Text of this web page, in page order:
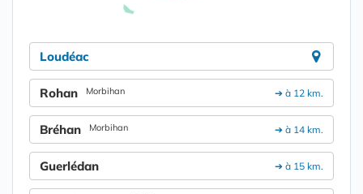
Loudéac
➔ à 12 km.
Rohan Morbihan
➔ à 14 km.
Bréhan Morbihan
➔ à 15 km.
Guerlédan